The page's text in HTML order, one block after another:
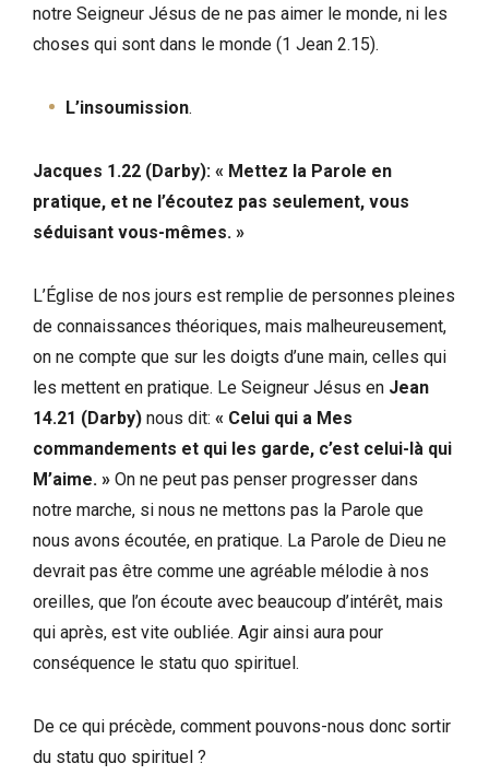
notre Seigneur Jésus de ne pas aimer le monde, ni les
choses qui sont dans le monde (1 Jean 2.15).
L’insoumission.
Jacques 1.22 (Darby): « Mettez la Parole en
pratique, et ne l’écoutez pas seulement, vous
séduisant vous-mêmes. »
L’Église de nos jours est remplie de personnes pleines
de connaissances théoriques, mais malheureusement,
on ne compte que sur les doigts d’une main, celles qui
les mettent en pratique. Le Seigneur Jésus en Jean
14.21 (Darby) nous dit: « Celui qui a Mes
commandements et qui les garde, c’est celui-là qui
M’aime. » On ne peut pas penser progresser dans
notre marche, si nous ne mettons pas la Parole que
nous avons écoutée, en pratique. La Parole de Dieu ne
devrait pas être comme une agréable mélodie à nos
oreilles, que l’on écoute avec beaucoup d’intérêt, mais
qui après, est vite oubliée. Agir ainsi aura pour
conséquence le statu quo spirituel.
De ce qui précède, comment pouvons-nous donc sortir
du statu quo spirituel ?